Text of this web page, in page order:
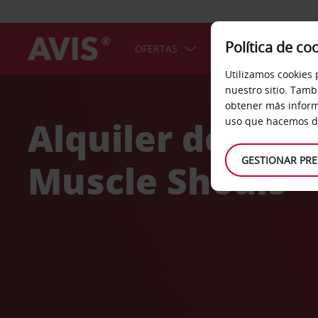
OFERTAS COCHES
Alquiler de
Muscle Shoals
Política de
Utilizamos
nuestro sitio.
obtener más
uso que hacemos
GESTIONAR